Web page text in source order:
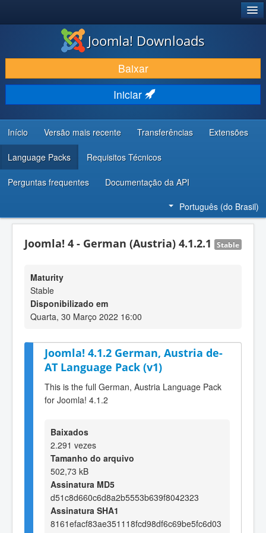
BAIXAR E APRIMORAR
DESCUBRA & APRENDA
COMUNIDADE & SUPORTE
RECURSOS PARA DESENVOLVEDORES
Joomla! Downloads
Baixar
Iniciar
Início Versão mais recente Transferências Extensões
Language Packs Requisitos Técnicos
Perguntas frequentes Documentação da API
Português (do Brasil)
Joomla! 4 - German (Austria) 4.1.2.1 Stable
Maturity
Stable
Disponibilizado em
Quarta, 30 Março 2022 16:00
Joomla! 4.1.2 German, Austria de-
AT Language Pack (v1)
This is the full German, Austria Language Pack
for Joomla! 4.1.2
Baixados
2.291 vezes
Tamanho do arquivo
502,73 kB
Assinatura MD5
d51c8d660c6d8a2b5553b639f8042323
Assinatura SHA1
8161efacf83ae351118fcd98df6c69be5fc6d03